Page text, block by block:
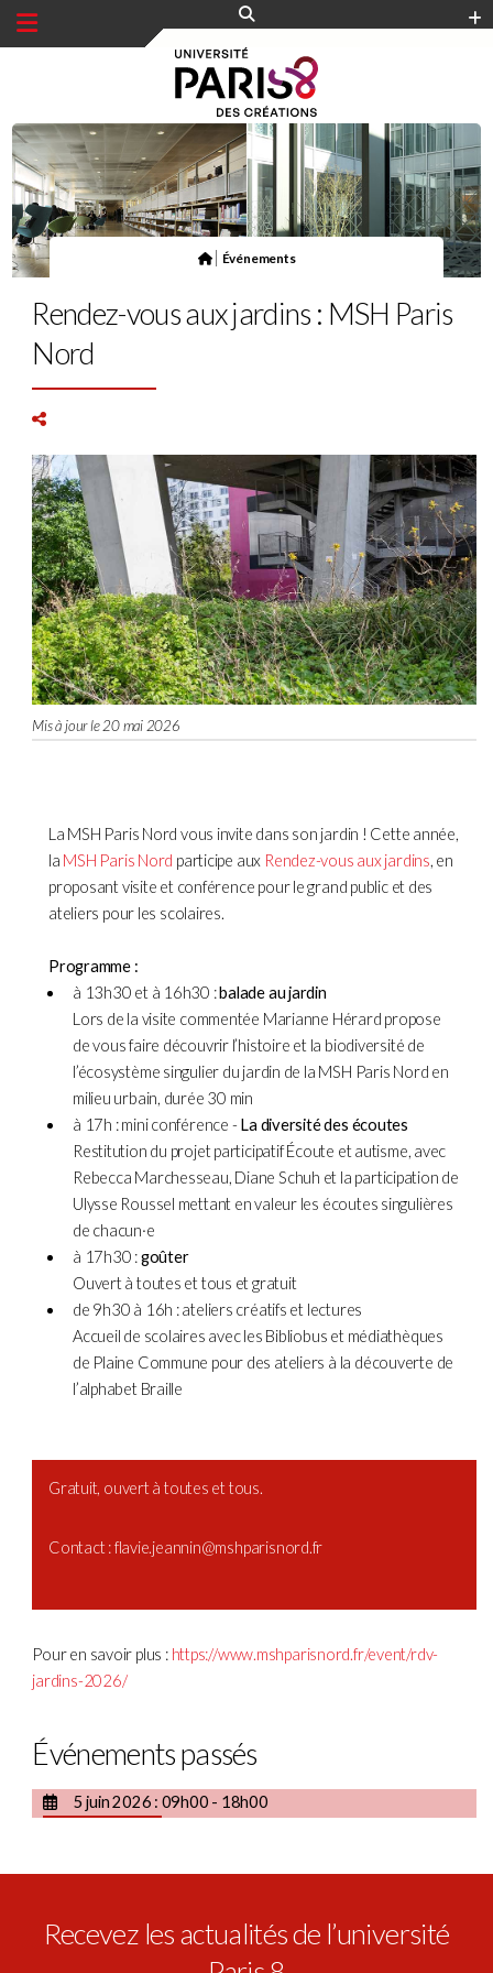
Événements
Rendez-vous aux jardins : MSH Paris
Nord
Mis à jour le 20 mai 2026
La MSH Paris Nord vous invite dans son jardin ! Cette année,
la MSH Paris Nord participe aux Rendez-vous aux jardins, en
proposant visite et conférence pour le grand public et des
ateliers pour les scolaires.
Programme :
à 13h30 et à 16h30 :balade au jardin
Lors de la visite commentée Marianne Hérard propose
de vous faire découvrir l’histoire et la biodiversité de
l’écosystème singulier du jardin de la MSH Paris Nord en
milieu urbain, durée 30 min
à 17h : mini conférence - La diversité des écoutes
Restitution du projet participatif Écoute et autisme, avec
Rebecca Marchesseau, Diane Schuh et la participation de
Ulysse Roussel mettant en valeur les écoutes singulières
de chacun·e
à 17h30 :goûter
Ouvert à toutes et tous et gratuit
de 9h30 à 16h : ateliers créatifs et lectures
Accueil de scolaires avec les Bibliobus et médiathèques
de Plaine Commune pour des ateliers à la découverte de
l’alphabet Braille
Gratuit, ouvert à toutes et tous.
Contact : flavie.jeannin@mshparisnord.fr
Pour en savoir plus : https://www.mshparisnord.fr/event/rdv-
jardins-2026/
Événements passés
5 juin 2026 : 09h00 - 18h00
Recevez les actualités de l’université
Panneau de gestion des cookies